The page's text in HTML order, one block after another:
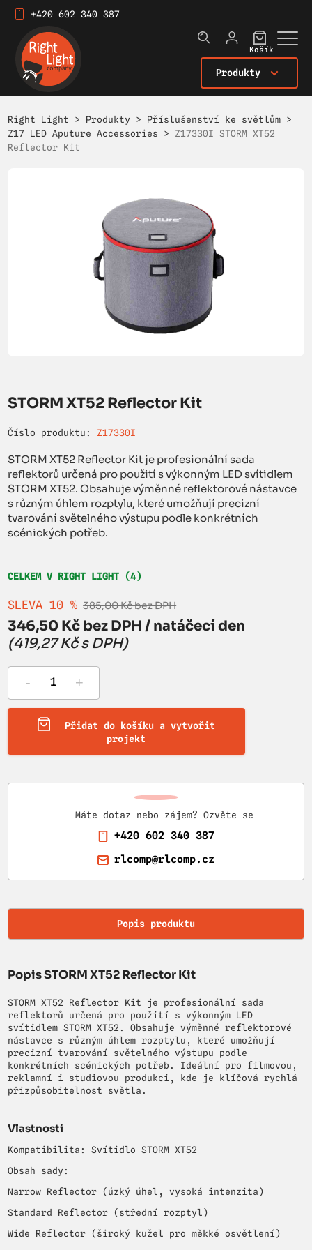
+420 602 340 387
Produkty
Košík
Right Light > Produkty > Příslušenství ke světlům >
Z17 LED Aputure Accessories > Z17330I STORM XT52
Reflector Kit
STORM XT52 Reflector Kit
Číslo produktu: Z17330I
STORM XT52 Reflector Kit je profesionální sada
reflektorů určená pro použití s výkonným LED svítidlem
STORM XT52. Obsahuje výměnné reflektorové nástavce
s různým úhlem rozptylu, které umožňují precizní
tvarování světelného výstupu podle konkrétních
scénických potřeb.
CELKEM V RIGHT LIGHT (4)
SLEVA 10 % 385,00 Kč bez DPH
346,50 Kč bez DPH / natáčecí den
(419,27 Kč s DPH)
- +
Přidat do košíku a vytvořit
projekt
Máte dotaz nebo zájem? Ozvěte se
+420 602 340 387
rlcomp@rlcomp.cz
Popis produktu
Popis STORM XT52 Reflector Kit
STORM XT52 Reflector Kit je profesionální sada
reflektorů určená pro použití s výkonným LED
svítidlem STORM XT52. Obsahuje výměnné reflektorové
nástavce s různým úhlem rozptylu, které umožňují
precizní tvarování světelného výstupu podle
konkrétních scénických potřeb. Ideální pro filmovou,
reklamní i studiovou produkci, kde je klíčová rychlá
přizpůsobitelnost světla.
Vlastnosti
Kompatibilita: Svítidlo STORM XT52
Obsah sady:
Narrow Reflector (úzký úhel, vysoká intenzita)
Standard Reflector (střední rozptyl)
Wide Reflector (široký kužel pro měkké osvětlení)